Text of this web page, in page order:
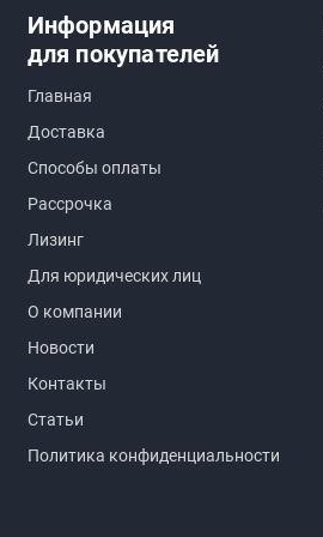
Информация
для покупателей
Главная
Доставка
Способы оплаты
Рассрочка
Лизинг
Для юридических лиц
О компании
Новости
Контакты
Статьи
Политика конфиденциальности